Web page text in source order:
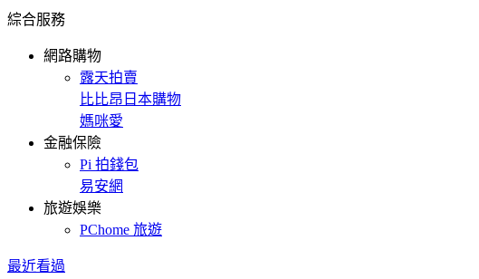
綜合服務
網路購物
露天拍賣
比比昂日本購物
媽咪愛
金融保險
Pi 拍錢包
易安網
旅遊娛樂
PChome 旅遊
最近看過